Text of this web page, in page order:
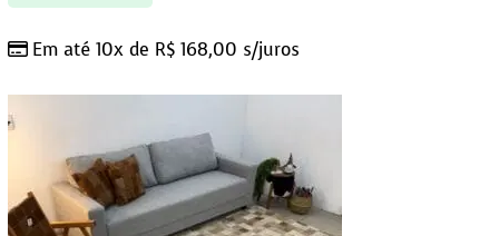
Em até 10x de R$ 168,00 s/juros